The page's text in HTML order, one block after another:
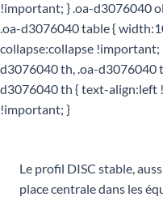
!important; } .oa-d3076040
.oa-d3076040 table {
collapse:collapse
d3076040 th, .oa-d3076040
d3076040 th { text-
!important; }
Le profil DISC stable,
place centrale dans les